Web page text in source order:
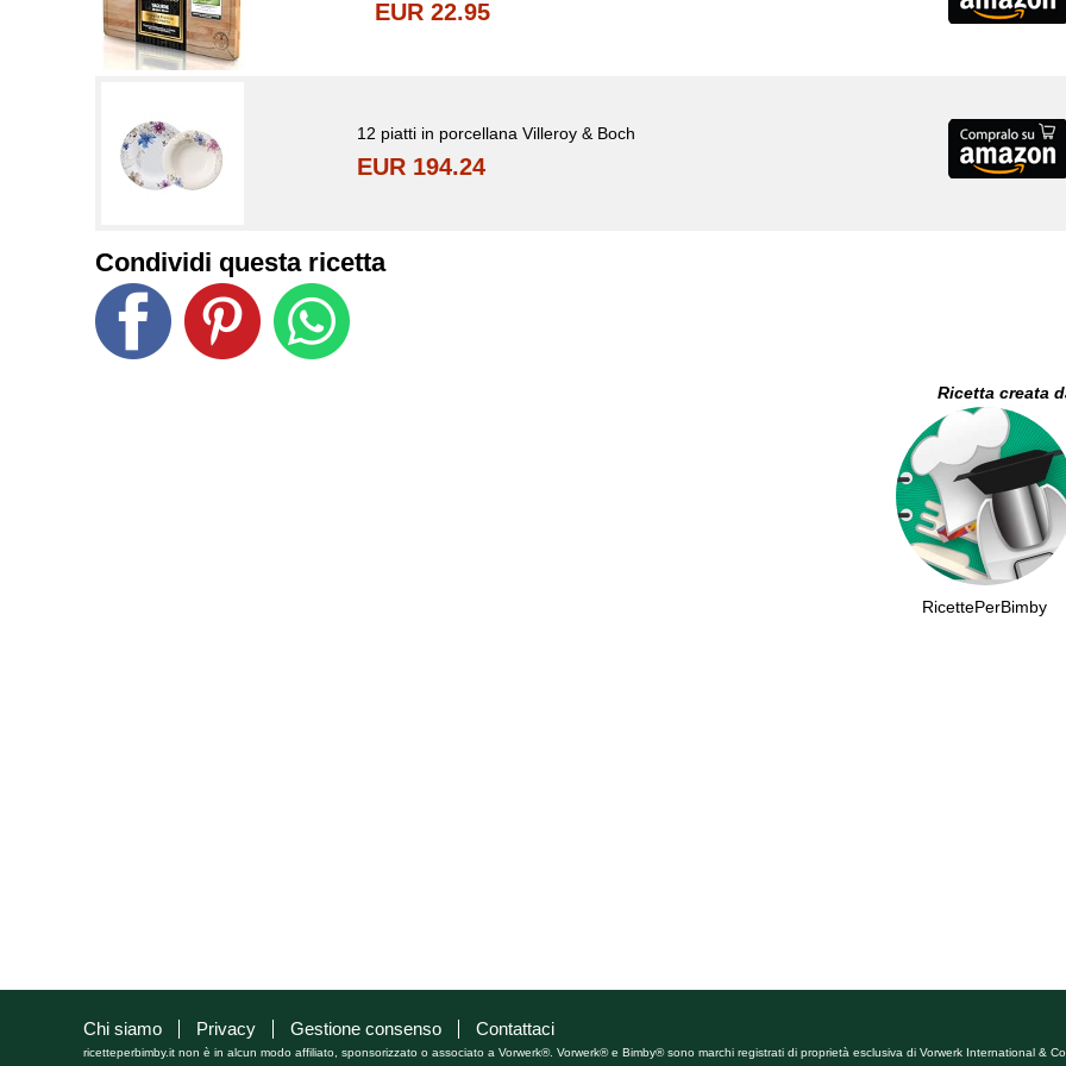
EUR 22.95
12 piatti in porcellana Villeroy & Boch
EUR 194.24
Condividi questa ricetta
Ricetta creata
RicettePerBimby
Chi siamo Privacy Gestione consenso Contattaci
ricetteperbimby.it non è in alcun modo affiliato, sponsorizzato o associato a Vorwerk®. Vorwerk® e Bimby® sono marchi registrati di proprietà esclusiva di Vorwerk International &